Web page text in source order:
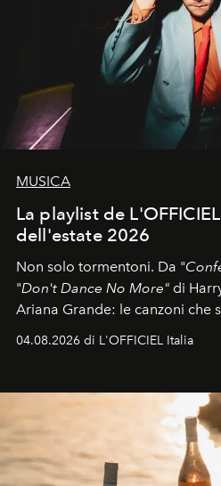
MUSICA
La playlist de
dell'estate 2026
Non solo tormentoni. Da "
"Don't Dance No More" di
Ariana Grande: le canzoni che
colonna sonora della stagione.
04.08.2026 di L'OFFICIEL Italia